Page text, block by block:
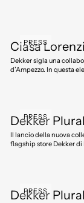
PRESS
Ciasa
Dekker sigla una
d’Ampezzo. In questa
PRESS
Dekker
Il lancio della nuova
flagship store Dekker di
PRESS
Dekker